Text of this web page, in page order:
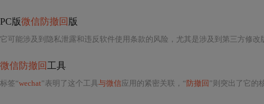
PC版微信防撤回 版
它可能涉及到隐私泄露和违反软件使用条款的风险，尤其是涉及到第三方修改
微信防撤回 工具
标签“wechat”表明了这个工具与微信应用的紧密关联，“ 防撤回 ”则突出了它的